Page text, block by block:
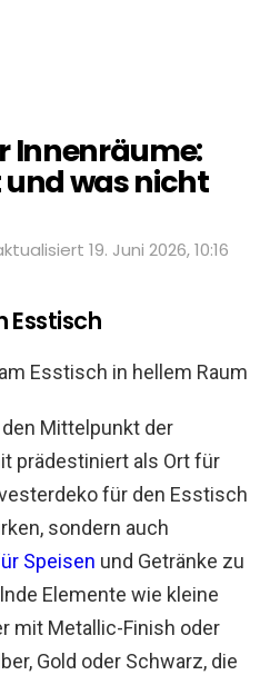
Innenräume:
und was nicht
19. Juni 2026, 10:16
Esstisch
Mittelpunkt der
prädestiniert als Ort für
für den Esstisch
sondern auch
Speisen und Getränke zu
Elemente wie kleine
mit Metallic-Finish oder
Gold oder Schwarz, die